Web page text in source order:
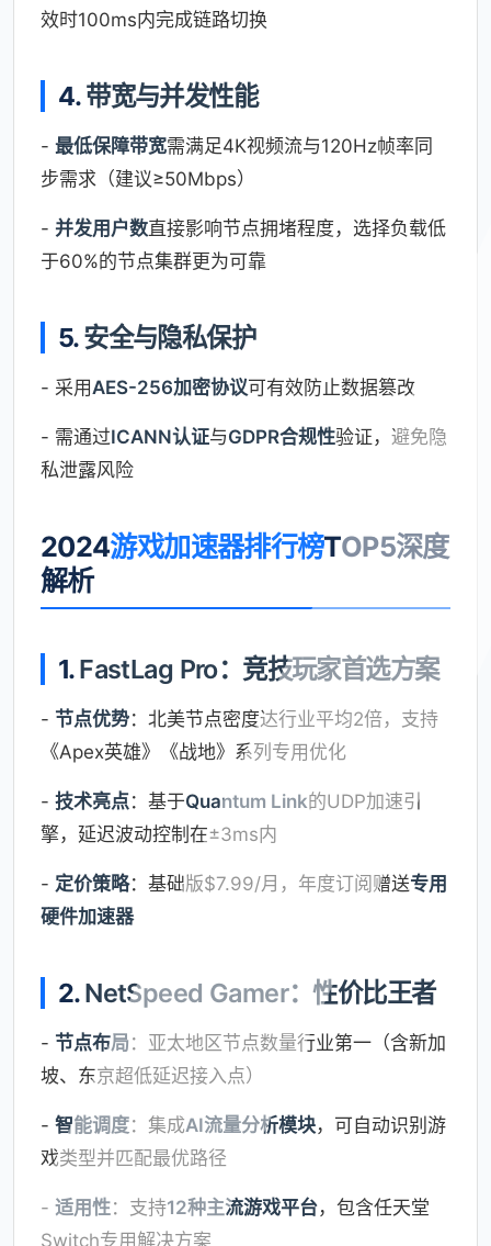
效时100ms内完成链路切换
4.带宽与并发性能
- 最低保障带宽需满足4K视频流与120Hz帧率同
步需求（建议≥50Mbps）
- 并发用户数直接影响节点拥堵程度，选择负载低
于60%的节点集群更为可靠
5.安全与隐私保护
- 采用AES-256加密协议可有效防止数据篡改
- 需通过ICANN认证与GDPR合规性验证，避免隐
私泄露风险
2024游戏加速器排行榜TOP5深度
解析
1.FastLag Pro：竞技玩家首选方案
- 节点优势：北美节点密度达行业平均2倍，支持
《Apex英雄》《战地》系列专用优化
- 技术亮点：基于Quantum Link的UDP加速引
擎，延迟波动控制在±3ms内
- 定价策略：基础版$7.99/月，年度订阅赠送专用
硬件加速器
2.NetSpeed Gamer：性价比王者
- 节点布局 ：亚太地区节点数量行业第一（含新加
坡、东京超低延迟接入点）
- 智能调度：集成AI流量分析模块，可自动识别游
戏类型并匹配最优路径
- 适用性：支持12种主流游戏平台，包含任天堂
Switch专用解决方案